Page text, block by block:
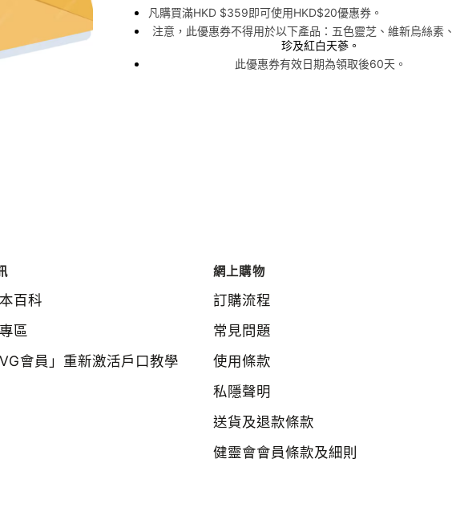
凡購買滿HKD $359即可使用HKD$20優惠券。
注意，此優惠券不得用於以下產品：五色靈芝、維新烏絲素、
珍及紅白天蔘。
此優惠券有效日期為領取後60天。
百科
區
VG會員」重新激活戶口教學
網上購物
訂購流程
常見問題
使用條款
私隱聲明
送貨及退款條款
健靈會會員條款及細則